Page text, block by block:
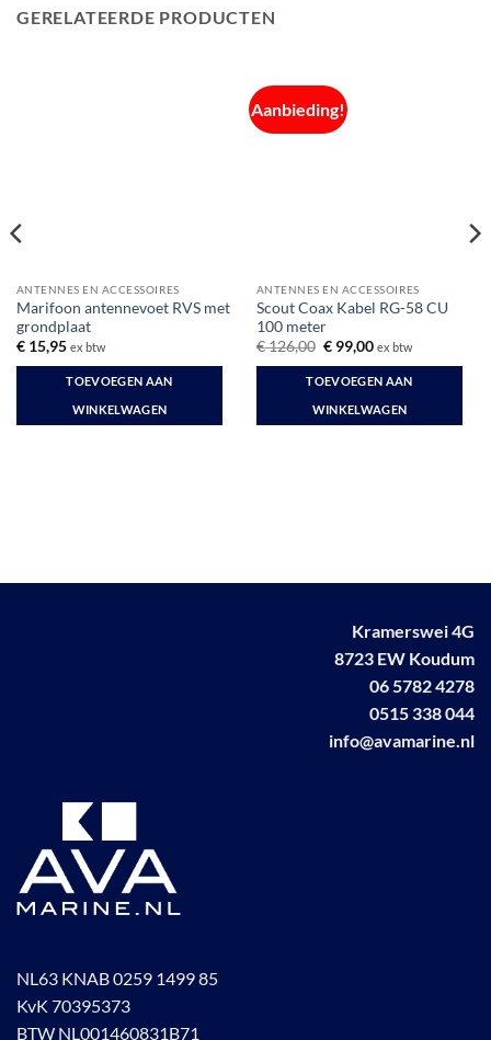
GERELATEERDE PRODUCTEN
ANTENNES EN ACCESSOIRES
Marifoon antennevoet RVS met
grondplaat
€15,95 ex btw
TOEVOEGEN AAN
WINKELWAGEN
Aanbieding!
ANTENNES EN ACCESSOIRES
Scout Coax Kabel RG-58 CU
100 meter
€126,00 Oorspronkelijke
was:
€ 126,00.
€99,00Huidige
is:
€ 99,00.
ex btw
TOEVOEGEN AAN
WINKELWAGEN
Kramerswei 4G
8723 EW Koudum
06 5782 4278
0515 338 044
info@avamarine.nl
NL63 KNAB 0259 1499 85
KvK 70395373
BTW NL001460831B71